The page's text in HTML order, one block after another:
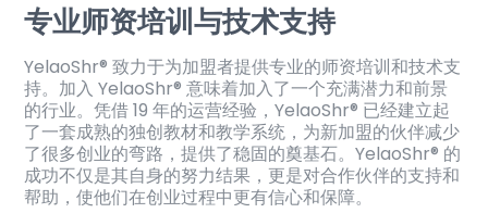
专业师资培训与技术支持
YelaoShr® 致力于为加盟者提供专业的师资培训和技术支
持。加入 YelaoShr® 意味着加入了一个充满潜力和前景
的行业。凭借 19 年的运营经验，YelaoShr® 已经建立起
了一套成熟的独创教材和教学系统，为新加盟的伙伴减少
了很多创业的弯路，提供了稳固的奠基石。YelaoShr® 的
成功不仅是其自身的努力结果，更是对合作伙伴的支持和
帮助，使他们在创业过程中更有信心和保障。